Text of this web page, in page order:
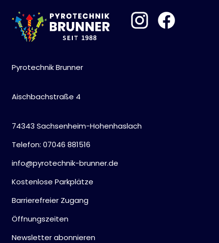
Pyrotechnik Brunner
Aischbachstraße 4
74343 Sachsenheim-Hohenhaslach
Telefon: 07046 881516
info@pyrotechnik-brunner.de
Kostenlose Parkplätze
Barrierefreier Zugang
Öffnungszeiten
Newsletter abonnieren